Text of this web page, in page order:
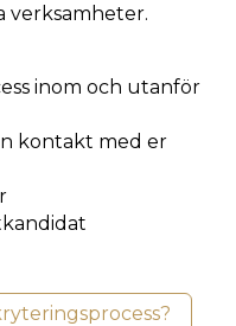
verksamheter.
inom och utanför
kontakt med er